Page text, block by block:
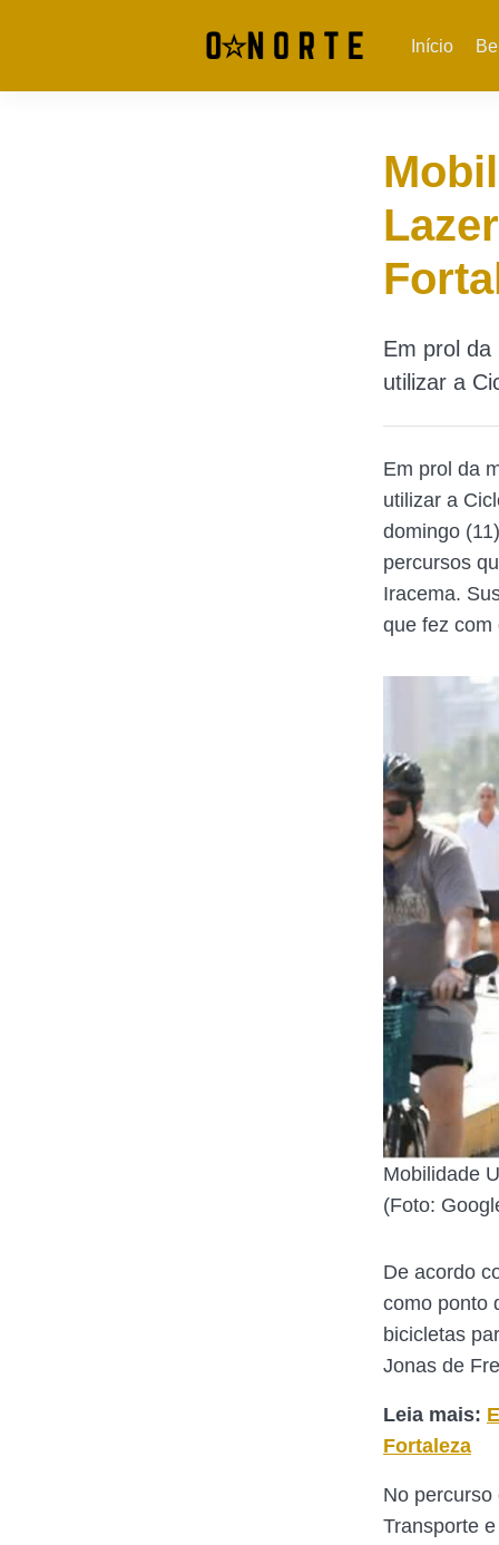
Início
Em prol da
utilizar a
Em prol da
utilizar a
domingo
percursos
Iracema.
que fez com
Mobilidade
(Foto:
De acordo
como ponto
bicicletas
Jonas de
Leia mais:
Fortaleza
No
Transporte